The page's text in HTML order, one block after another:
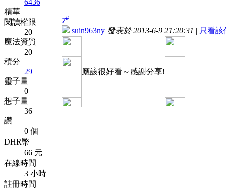
精華
閱讀權限
20
魔法資質
20
積分
29
靈子量
0
想子量
36
讚
0 個
DHR幣
66 元
在線時間
3 小時
註冊時間
7#
suin963ny 發表於 2013-6-9 21:20:31 | 只看該
應該很好看～感謝分享!